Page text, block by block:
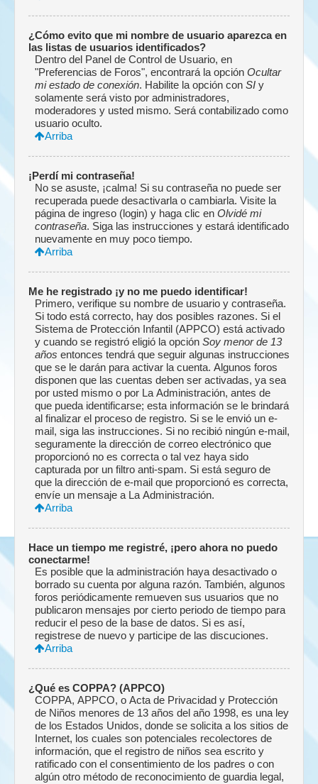
¿Cómo evito que mi nombre de usuario aparezca en
las listas de usuarios identificados?
Dentro del Panel de Control de Usuario, en
"Preferencias de Foros", encontrará la opción Ocultar
mi estado de conexión. Habilite la opción con SI y
solamente será visto por administradores,
moderadores y usted mismo. Será contabilizado como
usuario oculto.
Arriba
¡Perdí mi contraseña!
No se asuste, ¡calma! Si su contraseña no puede ser
recuperada puede desactivarla o cambiarla. Visite la
página de ingreso (login) y haga clic en Olvidé mi
contraseña. Siga las instrucciones y estará identificado
nuevamente en muy poco tiempo.
Arriba
Me he registrado ¡y no me puedo identificar!
Primero, verifique su nombre de usuario y contraseña.
Si todo está correcto, hay dos posibles razones. Si el
Sistema de Protección Infantil (APPCO) está activado
y cuando se registró eligió la opción Soy menor de 13
años entonces tendrá que seguir algunas instrucciones
que se le darán para activar la cuenta. Algunos foros
disponen que las cuentas deben ser activadas, ya sea
por usted mismo o por La Administración, antes de
que pueda identificarse; esta información se le brindará
al finalizar el proceso de registro. Si se le envió un e-
mail, siga las instrucciones. Si no recibió ningún e-mail,
seguramente la dirección de correo electrónico que
proporcionó no es correcta o tal vez haya sido
capturada por un filtro anti-spam. Si está seguro de
que la dirección de e-mail que proporcionó es correcta,
envíe un mensaje a La Administración.
Arriba
Hace un tiempo me registré, ¡pero ahora no puedo
conectarme!
Es posible que la administración haya desactivado o
borrado su cuenta por alguna razón. También, algunos
foros periódicamente remueven sus usuarios que no
publicaron mensajes por cierto periodo de tiempo para
reducir el peso de la base de datos. Si es así,
registrese de nuevo y participe de las discuciones.
Arriba
¿Qué es COPPA? (APPCO)
COPPA, APPCO, o Acta de Privacidad y Protección
de Niños menores de 13 años del año 1998, es una ley
de los Estados Unidos, donde se solicita a los sitios de
Internet, los cuales son potenciales recolectores de
información, que el registro de niños sea escrito y
ratificado con el consentimiento de los padres o con
algún otro método de reconocimiento de guardia legal,